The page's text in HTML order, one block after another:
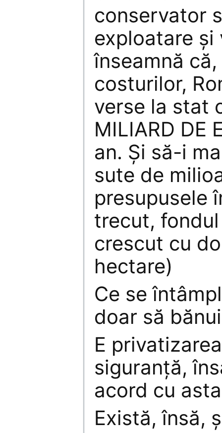
conservator
exploatare şi
înseamnă
costurilor,
verse la stat
MILIARD DE
an. Şi să-i
sute de
presupusele
trecut,
crescut cu
hectare)
Ce se
doar să
E
siguranţă,
acord cu
Există, însă,